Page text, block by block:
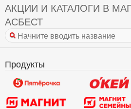
АКЦИИ И КАТАЛОГИ В
АСБЕСТ
Продукты